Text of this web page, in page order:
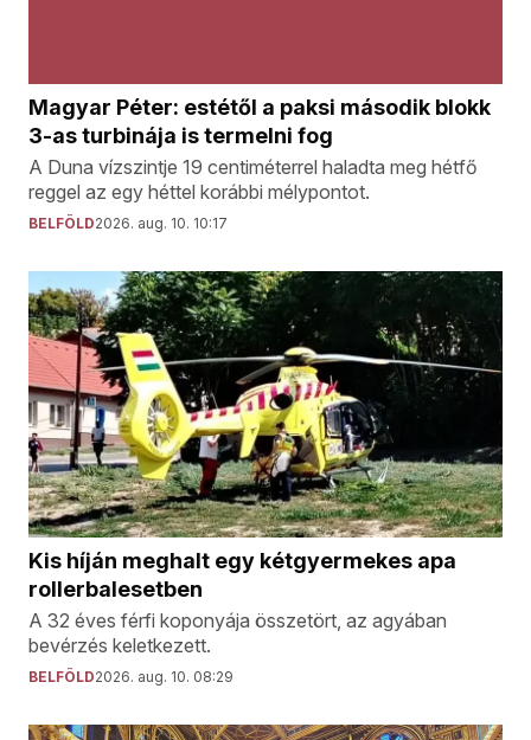
Magyar Péter: estétől a paksi második blokk
3-as turbinája is termelni fog
A Duna vízszintje 19 centiméterrel haladta meg hétfő
reggel az egy héttel korábbi mélypontot.
BELFÖLD2026. aug. 10. 10:17
Kis híján meghalt egy kétgyermekes apa
rollerbalesetben
A 32 éves férfi koponyája összetört, az agyában
bevérzés keletkezett.
BELFÖLD2026. aug. 10. 08:29